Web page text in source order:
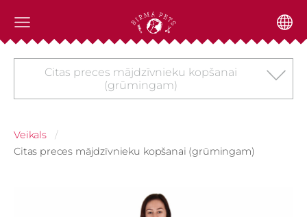
Citas preces mājdzīvnieku kopšanai
(grūmingam)
Veikals
Citas preces mājdzīvnieku kopšanai (grūmingam)